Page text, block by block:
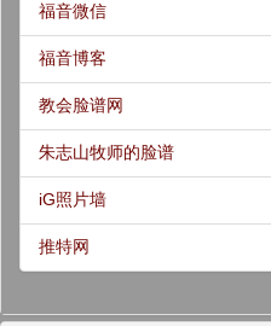
福音微信
福音博客
教会脸谱网
朱志山牧师的脸谱
iG照片墙
推特网